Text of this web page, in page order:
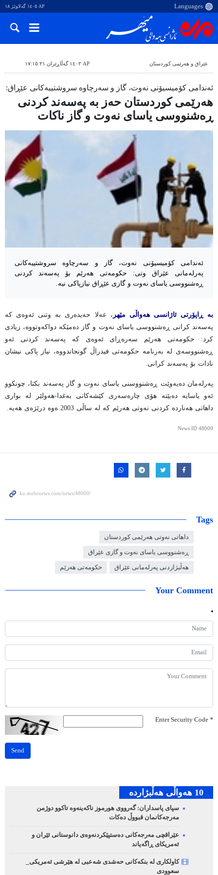
AP ١٤٠٥ گەلاوێژ ١٨
عێراق و هەرێمی کوردستان AP ١٤٠٢ گەڵاڕێزان ٢١ ١٧:١٥
ئەندامی کۆمیسیۆنی نەوت، گاز و سەرچاوە سروشتییەکانی عێڕاق:
هەرێمی کوردستان حەز بە پەسەند کردنی
ڕەشنووسی یاسای نەوت و گاز ناکات
ئەندامی کۆمیسیۆنی نەوت، گاز و سەرچاوە سروشتییەکانی
پەرلەمانی عێراق وتی: حکومەتی هەرێم بۆ پەسەند کردنی
ڕەشنووسی یاسای نەوت و گازی عێڕاق نیازپاکی نیە.
بە ڕاپۆرتی ئاژانسی هەواڵی مێهر ، عەلا حەیدەری بە وتنی ئەوەی کە
پەسەند کرانی ڕەشنووسی یاسای نەوت و گاز دەمێکە دواکەوتووە، زیادی
کرد: حکومەتی هەرێم سەرەڕای ئەوەی کە پەسەند کردنی ئەو
ڕەشنووسەی لە بەرنامە حکومەتی فیدراڵ گونجاندووە، نیاز پاکی نیشان
نادات بۆ پەسەند کرانی.
پەرلەمان دەیەوێت ڕەشنووسنی یاسای نەوت و گاز پەسەند بکتا، چونکوو
ئەو یاسایە دەبێتە هۆی چارەسەری کێشەکانی بەغدا-هەولێر لە بواری
داهاتی هەناردە کردنی نەوتی هەرێم کە لە ساڵی 2003 ەوە درێژەی هەیە.
News ID 48000
Tags
داهاتی نەوتی هەرێمی کوردستان
ڕەشنووسی یاسای نەوت و گازی عێراق
هەڵبژاردنی پەرلەمانی عێراق حکومەتی هەرێم
Your Comment
*
Send
10 هه‌واڵی هه‌ڵبژارده‌
سپای پاسداران: گەرووی هورموز ناکەینەوە تاکوو دوژمن
مەرجەکانمان قبووڵ دەکات
عێراقچی مەرجەکانی دەستپێکردنەوەی دانوستانی ئێران و
ئەمریکای ڕاگەیاند
کاولکاری لە بنکەکانی حەشدی شەعبی لە هێرشی ئەمریکی_
سعوودی